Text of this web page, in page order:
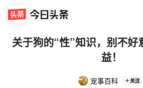
关于狗的“性”知识，别不好
益！
宠事百科 关注